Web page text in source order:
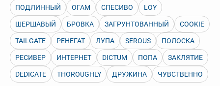
названия словаря. Также можно выключать ненужные
словари.
ПОДЛИННЫЙ ОГАМ СПЕСИВО LOY
ШЕРШАВЫЙ БРОВКА ЗАГРУНТОВАННЫЙ COOKIE
TAILGATE РЕНЕГАТ ЛУПА SEROUS ПОЛОСКА
РЕСИВЕР ИНТЕРНЕТ DICTUM ПОПА ЗАКЛЯТИЕ
DEDICATE THOROUGHLY ДРУЖИНА ЧУВСТВЕННО